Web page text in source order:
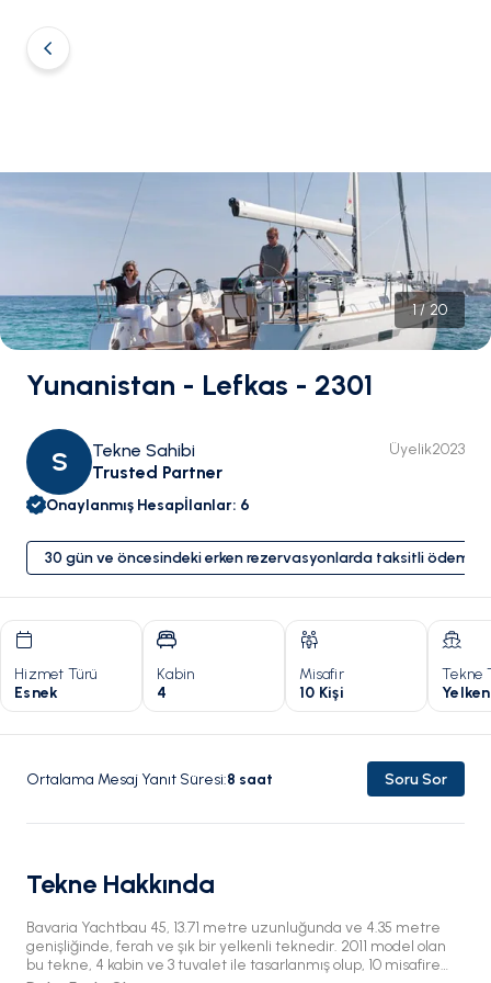
1/ 20
Yunanistan - Lefkas - 2301
S
Tekne Sahibi
Trusted Partner
Üyelik2023
Onaylanmış Hesapİlanlar: 6
30 gün ve öncesindeki erken rezervasyonlarda taksitli ödeme
Hizmet Türü
Esnek
Kabin
4
Misafir
10 Kişi
Tekne
Ortalama Mesaj Yanıt Süresi:8 saat Soru Sor
Tekne Hakkında
Bavaria Yachtbau 45, 13.71 metre uzunluğunda ve 4.35 metre
genişliğinde, ferah ve şık bir yelkenli teknedir. 2011 model olan
bu tekne, 4 kabin ve 3 tuvalet ile tasarlanmış olup, 10 misafire